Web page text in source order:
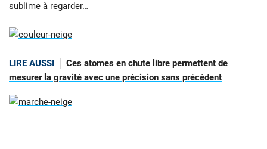
sublime à regarder…
LIRE AUSSI
Ces atomes en chute libre permettent de
mesurer la gravité avec une précision sans précédent